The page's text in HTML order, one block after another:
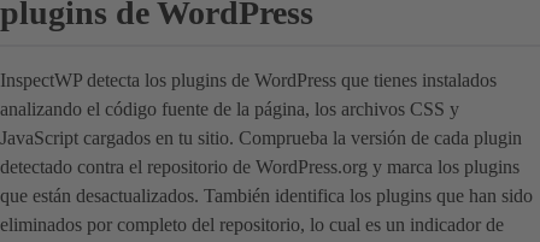
plugins de WordPress
InspectWP detecta los plugins de WordPress que tienes instalados
analizando el código fuente de la página, los archivos CSS y
JavaScript cargados en tu sitio. Comprueba la versión de cada plugin
detectado contra el repositorio de WordPress.org y marca los plugins
que están desactualizados. También identifica los plugins que han sido
eliminados por completo del repositorio, lo cual es un indicador de